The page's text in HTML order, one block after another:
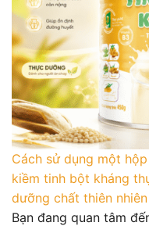
Cách sử dụng một
kiềm tinh bột kháng
dưỡng chất thiên nhiên
Bạn đang quan tâm